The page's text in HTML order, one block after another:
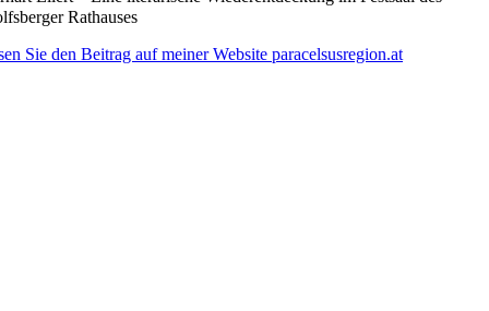
Rathauses
Sie den Beitrag auf meiner Website paracelsusregion.at